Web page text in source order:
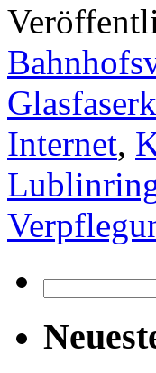
Internet,
nach: